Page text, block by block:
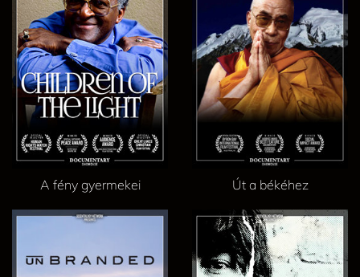
A fény gyermekei Út a békéhez